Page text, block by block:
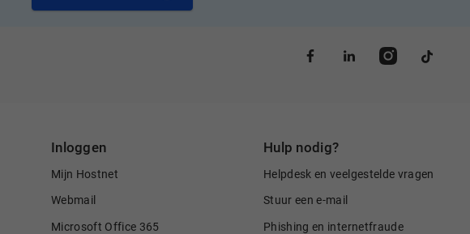
Inloggen
Mijn Hostnet
Webmail
Microsoft Office 365
Hulp nodig?
Helpdesk en veelgestelde vragen
Stuur een e-mail
Phishing en internetfraude